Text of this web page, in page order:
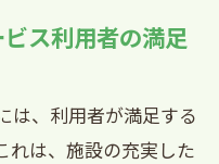
失敗しない選び方
西宮市デイサービ
ス利用者の満足
は、利用者が満足する
れは、施設の充実した